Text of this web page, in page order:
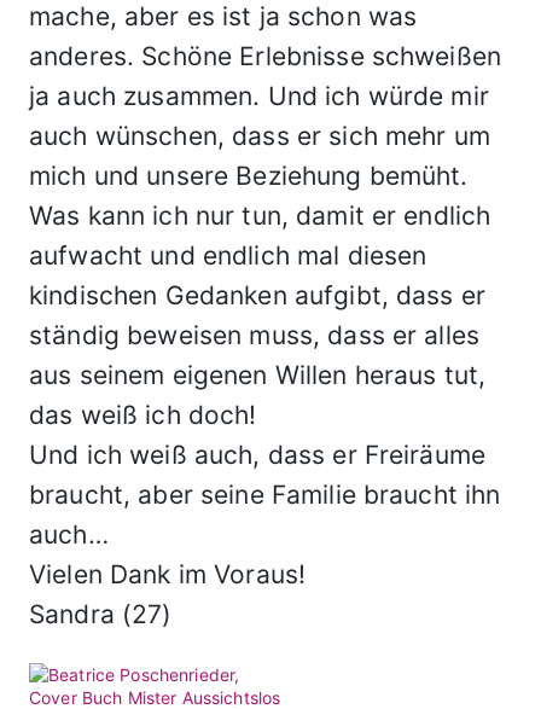
mache, aber es ist ja schon was
anderes. Schöne Erlebnisse schweißen
ja auch zusammen. Und ich würde mir
auch wünschen, dass er sich mehr um
mich und unsere Beziehung bemüht.
Was kann ich nur tun, damit er endlich
aufwacht und endlich mal diesen
kindischen Gedanken aufgibt, dass er
ständig beweisen muss, dass er alles
aus seinem eigenen Willen heraus tut,
das weiß ich doch!
Und ich weiß auch, dass er Freiräume
braucht, aber seine Familie braucht ihn
auch…
Vielen Dank im Voraus!
Sandra (27)